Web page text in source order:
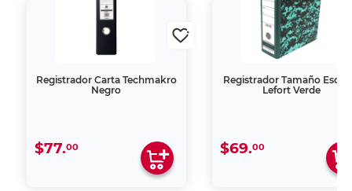
Registrador Carta Techmakro
Negro
$77.00
Registrador Tamaño
Lefort Verde
$69.00